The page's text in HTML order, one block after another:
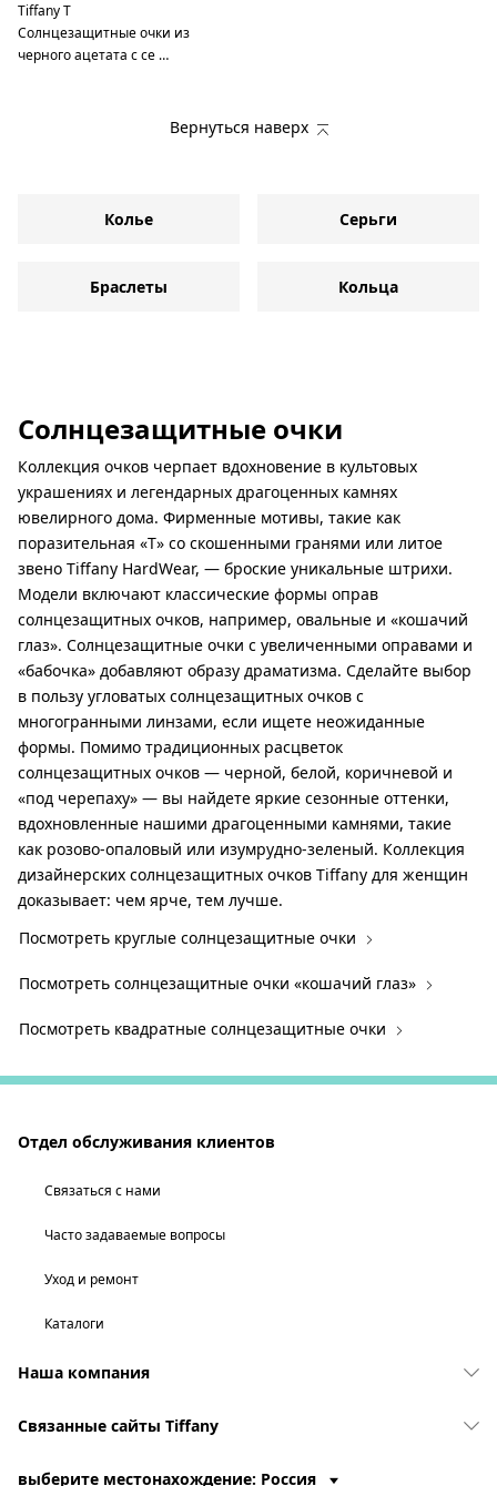
Tiffany T
Солнцезащитные очки из
черного ацетата с се …
Вернуться наверх
Колье Серьги
Браслеты Кольца
Солнцезащитные очки
Коллекция очков черпает вдохновение в культовых
украшениях и легендарных драгоценных камнях
ювелирного дома. Фирменные мотивы, такие как
поразительная «T» со скошенными гранями или литое
звено Tiffany HardWear, — броские уникальные штрихи.
Модели включают классические формы оправ
солнцезащитных очков, например, овальные и «кошачий
глаз». Солнцезащитные очки с увеличенными оправами и
«бабочка» добавляют образу драматизма. Сделайте выбор
в пользу угловатых солнцезащитных очков с
многогранными линзами, если ищете неожиданные
формы. Помимо традиционных расцветок
солнцезащитных очков — черной, белой, коричневой и
«под черепаху» — вы найдете яркие сезонные оттенки,
вдохновленные нашими драгоценными камнями, такие
как розово-опаловый или изумрудно-зеленый. Коллекция
дизайнерских солнцезащитных очков Tiffany для женщин
доказывает: чем ярче, тем лучше.
Посмотреть круглые солнцезащитные очки
Посмотреть солнцезащитные очки «кошачий глаз»
Посмотреть квадратные солнцезащитные очки
Отдел обслуживания клиентов
Связаться с нами
Часто задаваемые вопросы
Уход и ремонт
Каталоги
Наша компания
Связанные сайты Tiffany
выберите местонахождение: Россия